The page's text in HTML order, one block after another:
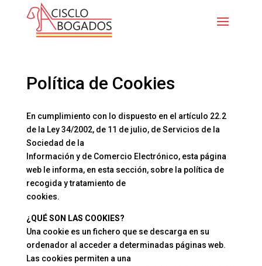
Política de Cookies
En cumplimiento con lo dispuesto en el artículo 22.2
de la Ley 34/2002, de 11 de julio, de Servicios de la
Sociedad de la
Información y de Comercio Electrónico, esta página
web le informa, en esta sección, sobre la política de
recogida y tratamiento de
cookies.
¿QUÉ SON LAS COOKIES?
Una cookie es un fichero que se descarga en su
ordenador al acceder a determinadas páginas web.
Las cookies permiten a una